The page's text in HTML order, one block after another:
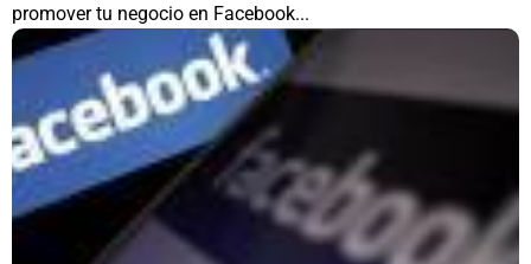
promover tu negocio en Facebook...